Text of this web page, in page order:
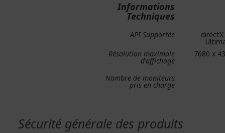
Informations
Techniques
API Supportée
Résolution maximale
d'affichage
7680 x
Nombre de moniteurs
pris en charge
Sécurité générale des produits